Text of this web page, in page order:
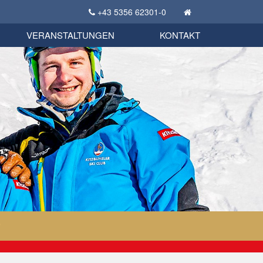
+43 5356 62301-0
KSC Sportgeschichte
Bekleidungsshop
VERANSTALTUNGEN KONTAKT